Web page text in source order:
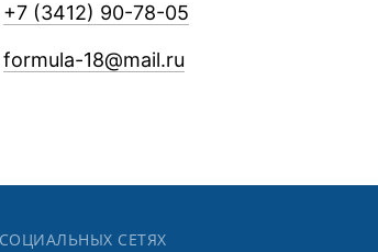
+7 (3412) 90-78-05
formula-18@mail.ru
СЕТЯХ